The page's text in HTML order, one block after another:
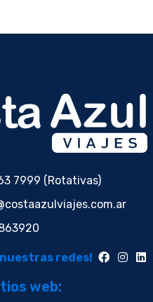
7999 (Rotativas)
nuestras redes!
web: